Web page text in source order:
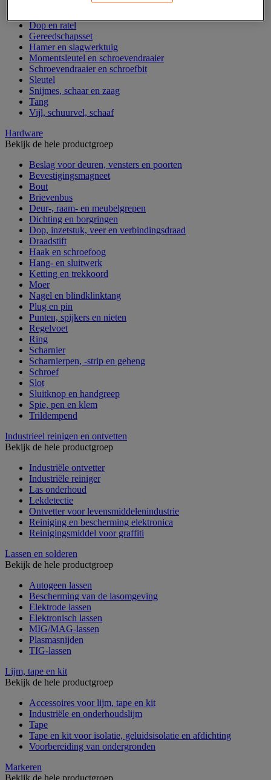
Dop en ratel
Gereedschapsset
Hamer en slagwerktuig
Momentsleutel en schroevendraaier
Schroevendraaier en schroefbit
Sleutel
Snijmes, schaar en zaag
Tang
Vijl, schuurvel, schaaf
Hardware
Bekijk de hele productgroep
Beslag voor deuren, vensters en poorten
Bevestigingsmagneet
Bout
Brievenbus
Deur-, raam- en meubelgrepen
Dichting en borgringen
Dop, inzetstuk, veer en verbindingsdraad
Draadstift
Haak en schroefoog
Hang- en sluitwerk
Ketting en trekkoord
Moer
Nagel en blindklinktang
Plug en pin
Punten, spijkers en nieten
Regelvoet
Ring
Scharnier
Scharnierpen, -strip en geheng
Schroef
Slot
Sluitknop en handgreep
Spie, pen en klem
Trildempend
Industrieel reinigen en ontvetten
Bekijk de hele productgroep
Industriële ontvetter
Industriële reiniger
Las onderhoud
Lekdetectie
Ontvetter voor levensmiddelenindustrie
Reiniging en bescherming elektronica
Reinigingsmiddel voor graffiti
Lassen en solderen
Bekijk de hele productgroep
Autogeen lassen
Bescherming van de lasomgeving
Elektrode lassen
Elektronisch lassen
MIG/MAG-lassen
Plasmasnijden
TIG-lassen
Lijm, tape en kit
Bekijk de hele productgroep
Accessoires voor lijm, tape en kit
Industriële en onderhoudslijm
Tape
Tape en kit voor isolatie, geluidsisolatie en afdichting
Voorbereiding van ondergronden
Markeren
Bekijk de hele productgroep